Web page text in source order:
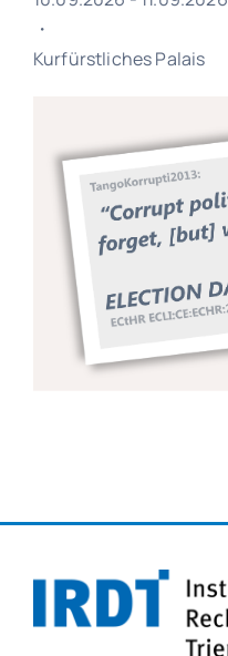
・
Kurfürstliches Palais